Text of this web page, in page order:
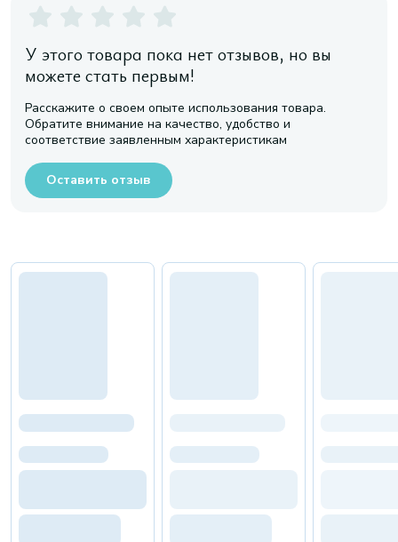
У этого товара пока нет отзывов, но вы
можете стать первым!
Расскажите о своем опыте использования товара.
Обратите внимание на качество, удобство и
соответствие заявленным характеристикам
Оставить отзыв